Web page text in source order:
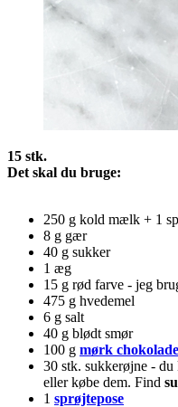
15 stk.
Det skal du bruge:
250 g kold mælk + 1
8 g gær
40 g sukker
1 æg
15 g rød farve - jeg
475 g hvedemel
6 g salt
40 g blødt smør
100 g mørk chokolade
30 stk. sukkerøjne - du
eller købe dem. Find
1 sprøjtepose